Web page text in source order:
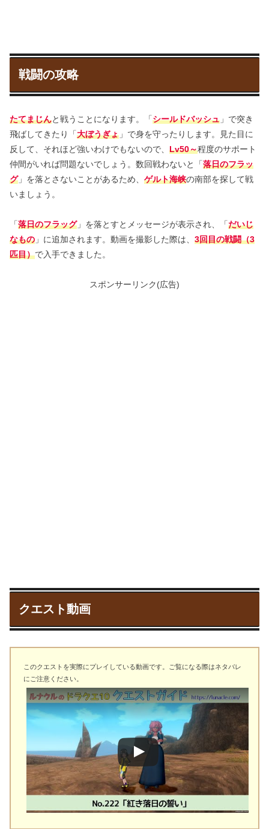
戦闘の攻略
たてまじんと戦うことになります。「シールドバッシュ 」で突き
飛ばしてきたり「大ぼうぎょ 」で身を守ったりします。見た目に
反して、それほど強いわけでもないので、 Lv50～程度のサポート
仲間がいれば問題ないでしょう。数回戦わないと「落日のフラッ
グ」を落とさないことがあるため、 ゲルト海峡の南部を探して戦
いましょう。
「落日のフラッグ」を落とすとメッセージが表示され、「だいじ
なもの 」に追加されます。動画を撮影した際は、 3回目の戦闘（3
匹目）で入手できました。
スポンサーリンク(広告)
クエスト動画
このクエストを実際にプレイしている動画です。ご覧になる際はネタバレ
にご注意ください。